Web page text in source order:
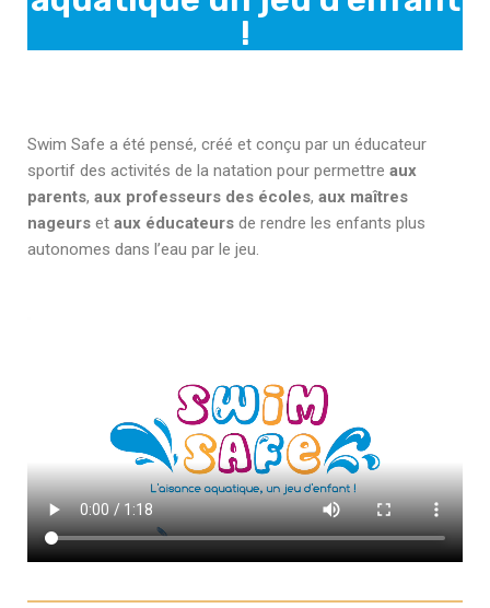
!
Swim Safe a été pensé, créé et conçu par un éducateur
sportif des activités de la natation pour permettre aux
parents, aux professeurs des écoles, aux maîtres
nageurs et aux éducateurs de rendre les enfants plus
autonomes dans l’eau par le jeu.